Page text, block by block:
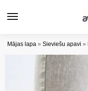
Mājas lapa » Sieviešu apavi »